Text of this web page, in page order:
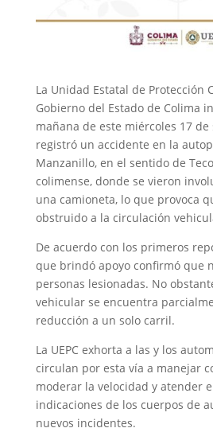
La Unidad Estatal de Protección
Gobierno del Estado de Colima
mañana de este miércoles 17
registró un accidente en la
Manzanillo, en el sentido de
colimense, donde se vieron
una camioneta, lo que provoca
obstruido a la circulación
De acuerdo con los primeros
que brindó apoyo confirmó que
personas lesionadas. No
vehicular se encuentra
reducción a un solo carril.
La UEPC exhorta a las y los
circulan por esta vía a manejar
moderar la velocidad y atender
indicaciones de los cuerpos de
nuevos incidentes.